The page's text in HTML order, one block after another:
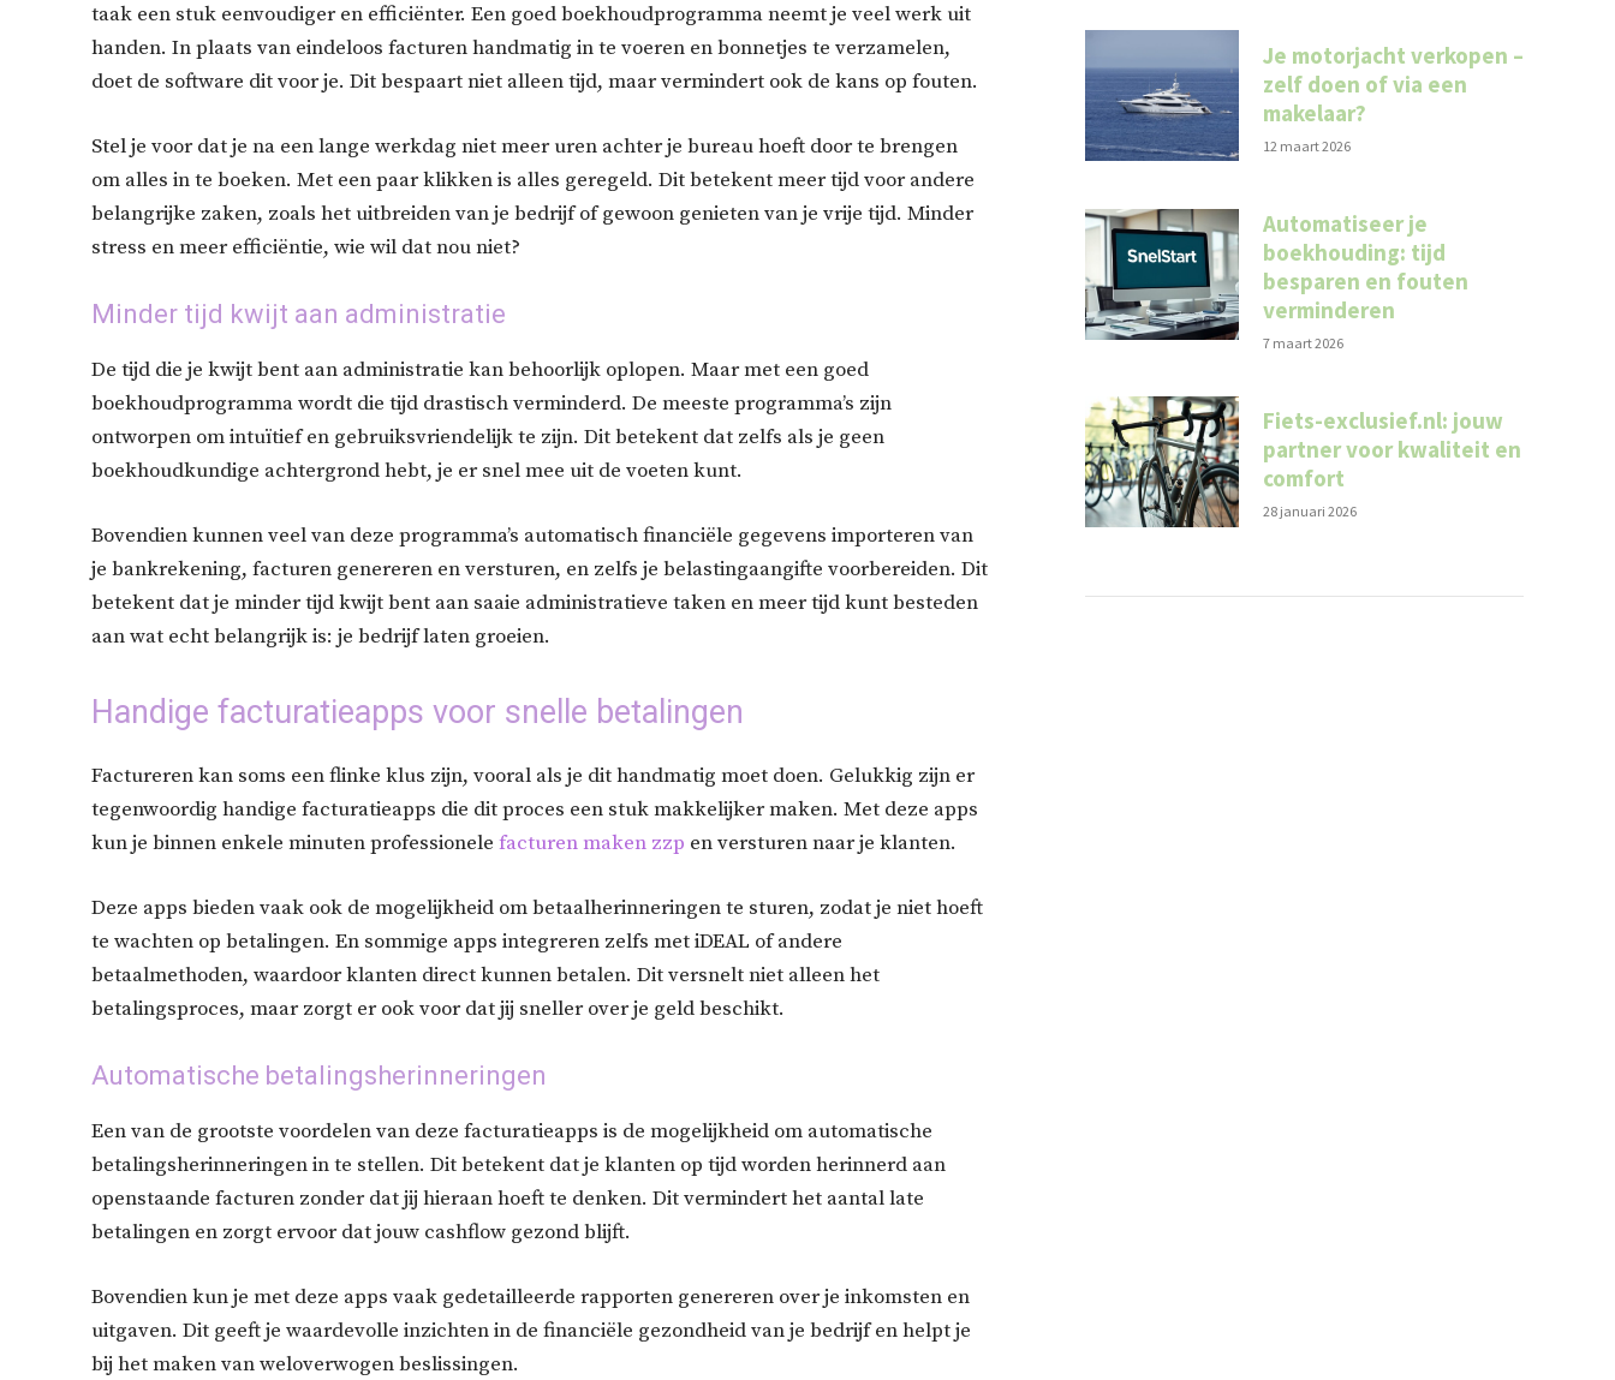
taak een stuk eenvoudiger en efficiënter. Een goed boekhoudprogramma neemt je veel werk uit
handen. In plaats van eindeloos facturen handmatig in te voeren en bonnetjes te verzamelen,
doet de software dit voor je. Dit bespaart niet alleen tijd, maar vermindert ook de kans op fouten.
Stel je voor dat je na een lange werkdag niet meer uren achter je bureau hoeft door te brengen
om alles in te boeken. Met een paar klikken is alles geregeld. Dit betekent meer tijd voor andere
belangrijke zaken, zoals het uitbreiden van je bedrijf of gewoon genieten van je vrije tijd. Minder
stress en meer efficiëntie, wie wil dat nou niet?
Minder tijd kwijt aan administratie
De tijd die je kwijt bent aan administratie kan behoorlijk oplopen. Maar met een goed
boekhoudprogramma wordt die tijd drastisch verminderd. De meeste programma’s zijn
ontworpen om intuïtief en gebruiksvriendelijk te zijn. Dit betekent dat zelfs als je geen
boekhoudkundige achtergrond hebt, je er snel mee uit de voeten kunt.
Bovendien kunnen veel van deze programma’s automatisch financiële gegevens importeren van
je bankrekening, facturen genereren en versturen, en zelfs je belastingaangifte voorbereiden. Dit
betekent dat je minder tijd kwijt bent aan saaie administratieve taken en meer tijd kunt besteden
aan wat echt belangrijk is: je bedrijf laten groeien.
Handige facturatieapps voor snelle betalingen
Factureren kan soms een flinke klus zijn, vooral als je dit handmatig moet doen. Gelukkig zijn er
tegenwoordig handige facturatieapps die dit proces een stuk makkelijker maken. Met deze apps
kun je binnen enkele minuten professionele facturen maken zzp en versturen naar je klanten.
Deze apps bieden vaak ook de mogelijkheid om betaalherinneringen te sturen, zodat je niet hoeft
te wachten op betalingen. En sommige apps integreren zelfs met iDEAL of andere
betaalmethoden, waardoor klanten direct kunnen betalen. Dit versnelt niet alleen het
betalingsproces, maar zorgt er ook voor dat jij sneller over je geld beschikt.
Automatische betalingsherinneringen
Een van de grootste voordelen van deze facturatieapps is de mogelijkheid om automatische
betalingsherinneringen in te stellen. Dit betekent dat je klanten op tijd worden herinnerd aan
openstaande facturen zonder dat jij hieraan hoeft te denken. Dit vermindert het aantal late
betalingen en zorgt ervoor dat jouw cashflow gezond blijft.
Bovendien kun je met deze apps vaak gedetailleerde rapporten genereren over je inkomsten en
uitgaven. Dit geeft je waardevolle inzichten in de financiële gezondheid van je bedrijf en helpt je
bij het maken van weloverwogen beslissingen.
Je motorjacht verkopen –
zelf doen of via een
makelaar?
12 maart 2026
Automatiseer je
boekhouding: tijd
besparen en fouten
verminderen
7 maart 2026
Fiets-exclusief.nl: jouw
partner voor kwaliteit en
comfort
28 januari 2026